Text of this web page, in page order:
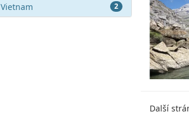
2
Vietnam
Další